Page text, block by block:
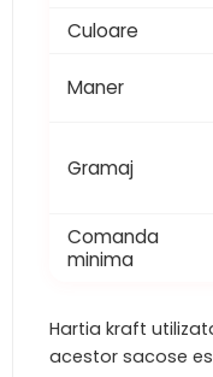
Culoare
Maner
Gramaj
Comanda
minima
Hartia kraft
acestor sacose